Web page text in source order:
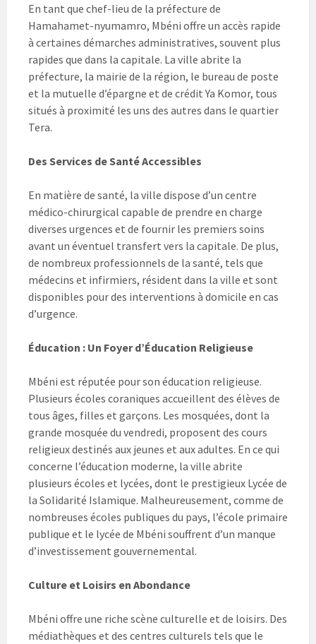
En tant que chef-lieu de la préfecture de
Hamahamet-nyumamro, Mbéni offre un accès rapide
à certaines démarches administratives, souvent plus
rapides que dans la capitale. La ville abrite la
préfecture, la mairie de la région, le bureau de poste
et la mutuelle d’épargne et de crédit Ya Komor, tous
situés à proximité les uns des autres dans le quartier
Tera.
Des Services de Santé Accessibles
En matière de santé, la ville dispose d’un centre
médico-chirurgical capable de prendre en charge
diverses urgences et de fournir les premiers soins
avant un éventuel transfert vers la capitale. De plus,
de nombreux professionnels de la santé, tels que
médecins et infirmiers, résident dans la ville et sont
disponibles pour des interventions à domicile en cas
d’urgence.
Éducation : Un Foyer d’Éducation Religieuse
Mbéni est réputée pour son éducation religieuse.
Plusieurs écoles coraniques accueillent des élèves de
tous âges, filles et garçons. Les mosquées, dont la
grande mosquée du vendredi, proposent des cours
religieux destinés aux jeunes et aux adultes. En ce qui
concerne l’éducation moderne, la ville abrite
plusieurs écoles et lycées, dont le prestigieux Lycée de
la Solidarité Islamique. Malheureusement, comme de
nombreuses écoles publiques du pays, l’école primaire
publique et le lycée de Mbéni souffrent d’un manque
d’investissement gouvernemental.
Culture et Loisirs en Abondance
Mbéni offre une riche scène culturelle et de loisirs. Des
médiathèques et des centres culturels tels que le